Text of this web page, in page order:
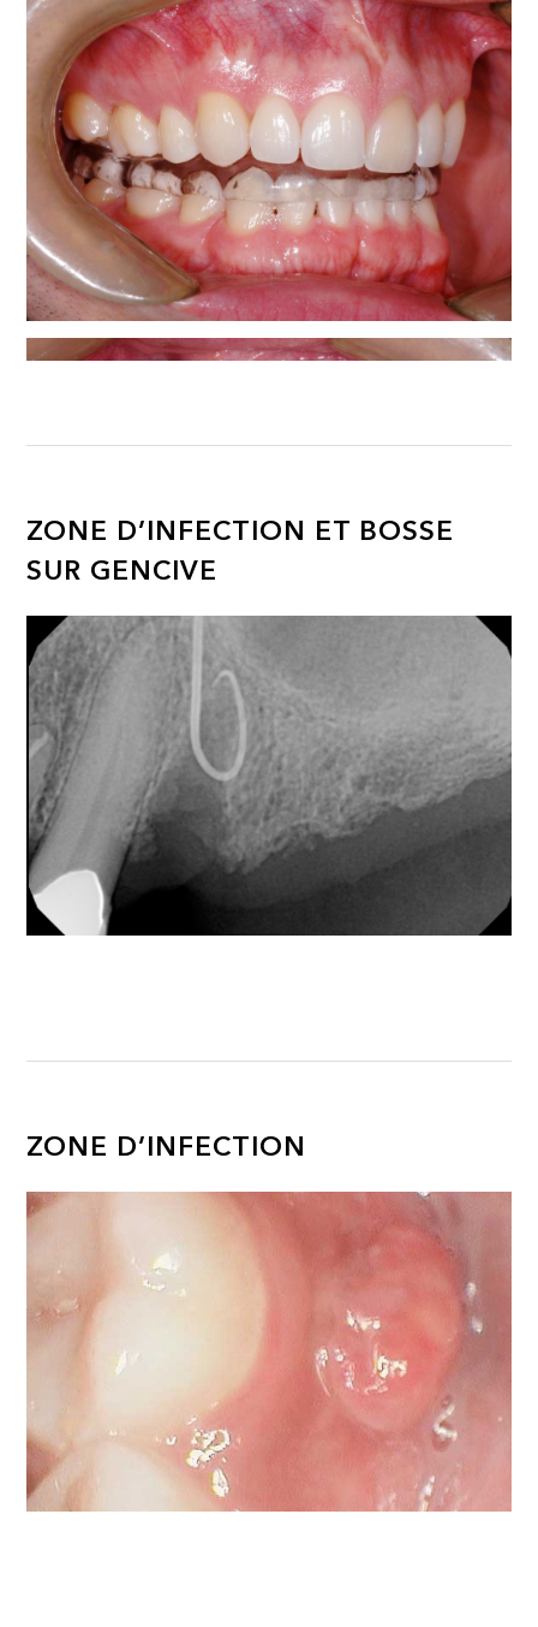
ZONE D’INFECTION ET BOSSE
SUR GENCIVE
ZONE D’INFECTION